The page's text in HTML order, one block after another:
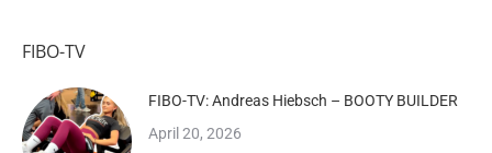
FIBO-TV
FIBO-TV: Andreas Hiebsch – BOOTY BUILDER
April 20, 2026